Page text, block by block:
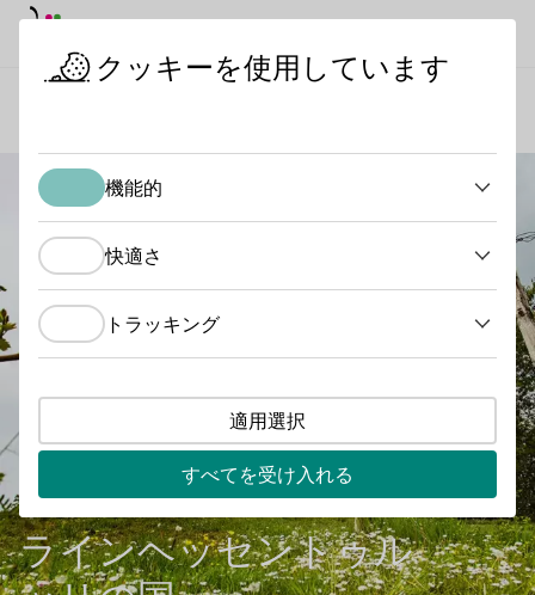
ラインヘッセントゥル
クッキーを使用しています
機能的
快適さ
トラッキング
適用選択
すべてを受け入れる